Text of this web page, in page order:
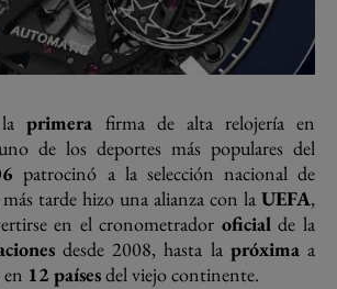
laprimera firma de alta relojería en
de los deportes más populares del
patrocinó a la selección nacional de
tarde hizo una alianza con la UEFA,
en el cronometrador oficialde la
desde 2008, hasta la próximaa
en 12 paísesdel viejo continente.